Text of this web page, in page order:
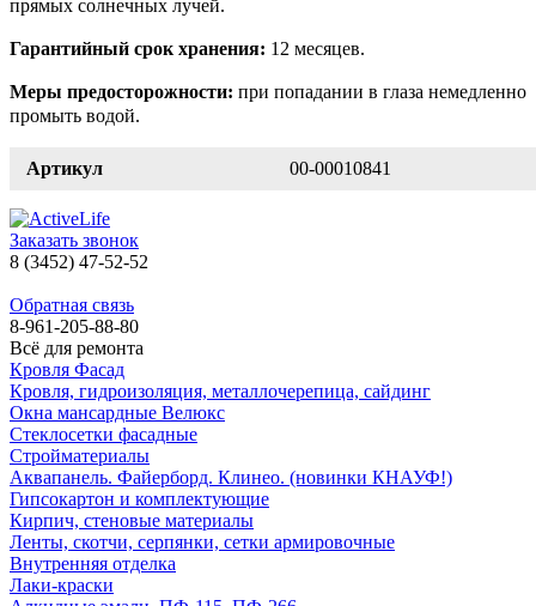
прямых солнечных лучей.
Гарантийный срок хранения: 12 месяцев.
Меры предосторожности: при попадании в глаза немедленно
промыть водой.
Артикул 00-00010841
Заказать звонок
8 (3452) 47-52-52
Обратная связь
8-961-205-88-80
Всё для ремонта
Кровля Фасад
Кровля, гидроизоляция, металлочерепица, сайдинг
Окна мансардные Велюкс
Стеклосетки фасадные
Стройматериалы
Аквапанель. Файерборд. Клинео. (новинки КНАУФ!)
Гипсокартон и комплектующие
Кирпич, стеновые материалы
Ленты, скотчи, серпянки, сетки армировочные
Внутренняя отделка
Лаки-краски